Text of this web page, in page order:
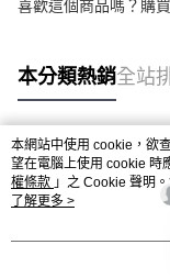
喜歡這個商品嗎？購
本分類熱銷全站
熱門標籤
本網站中使用 cookie，欲
望在電腦上使用 cookie 時
權條款 」之 Cookie 聲明
用條款之 Cookie 聲明使用
了解更多 >